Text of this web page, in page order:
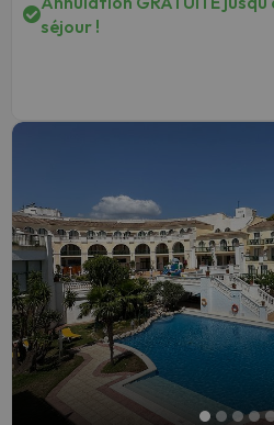
séjour !